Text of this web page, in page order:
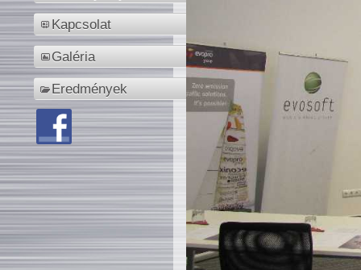
Kapcsolat
Galéria
Eredmények